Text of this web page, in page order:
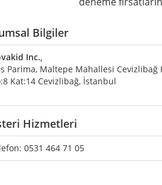
Bilgiler
Inc.,
Parima, Maltepe Mahallesi Cevizlibağ
Kat:14 Cevizlibağ, İstanbul
Hizmetleri
0531 464 71 05